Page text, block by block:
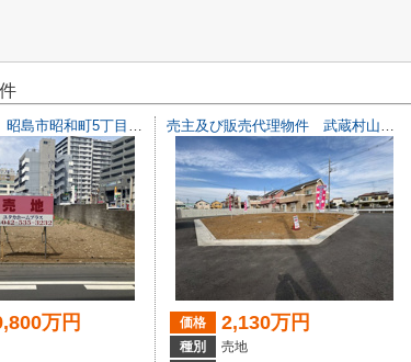
弊社売主物件 昭島市昭和町5丁目 売地 【全1区画】
万円
売主及び販売代理物件 武蔵村山市残堀5丁目 売地 J号区【全11区画】
価格 2,130万円
種別
売地